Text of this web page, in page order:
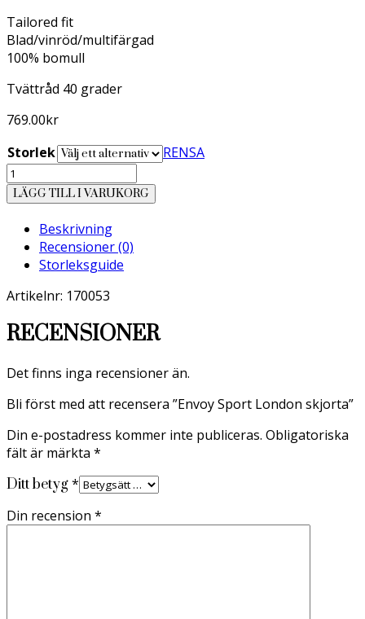
Tailored fit
Blad/vinröd/multifärgad
100% bomull
Tvättråd 40 grader
769.00kr
Storlek
RENSA
Envoy
Sport
London
skjorta
mängd
LÄGG TILL I VARUKORG
Beskrivning
Recensioner (0)
Storleksguide
Artikelnr: 170053
RECENSIONER
Det finns inga recensioner än.
Bli först med att recensera ”Envoy Sport London skjorta”
Din e-postadress kommer inte publiceras. Obligatoriska
fält är märkta *
Ditt betyg*
Din recension *